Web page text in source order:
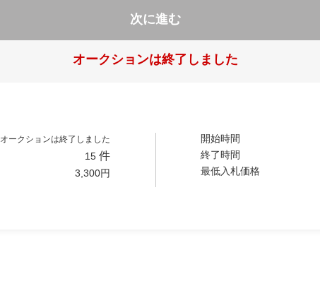
次に進む
オークションは終了しました
オークションは終了しました
15 件
3,300円
開始時間
終了時間
最低入札価格